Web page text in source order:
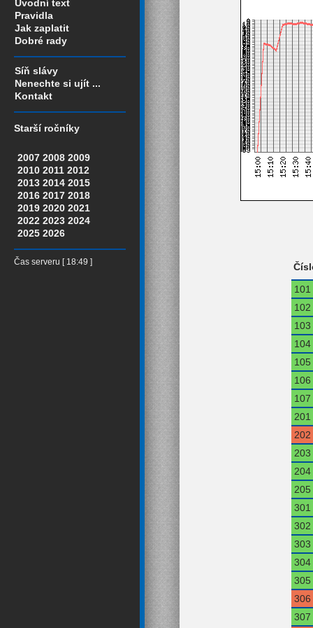
Úvodní text
Pravidla
Jak zaplatit
Dobré rady
Síň slávy
Nenechte si ujít ...
Kontakt
Starší ročníky
2007 2008 2009
2010 2011 2012
2013 2014 2015
2016 2017 2018
2019 2020 2021
2022 2023 2024
2025 2026
Čas serveru [ 18:49 ]
101
102
103
104
105
106
107
201
202
203
204
205
301
302
303
304
305
306
307